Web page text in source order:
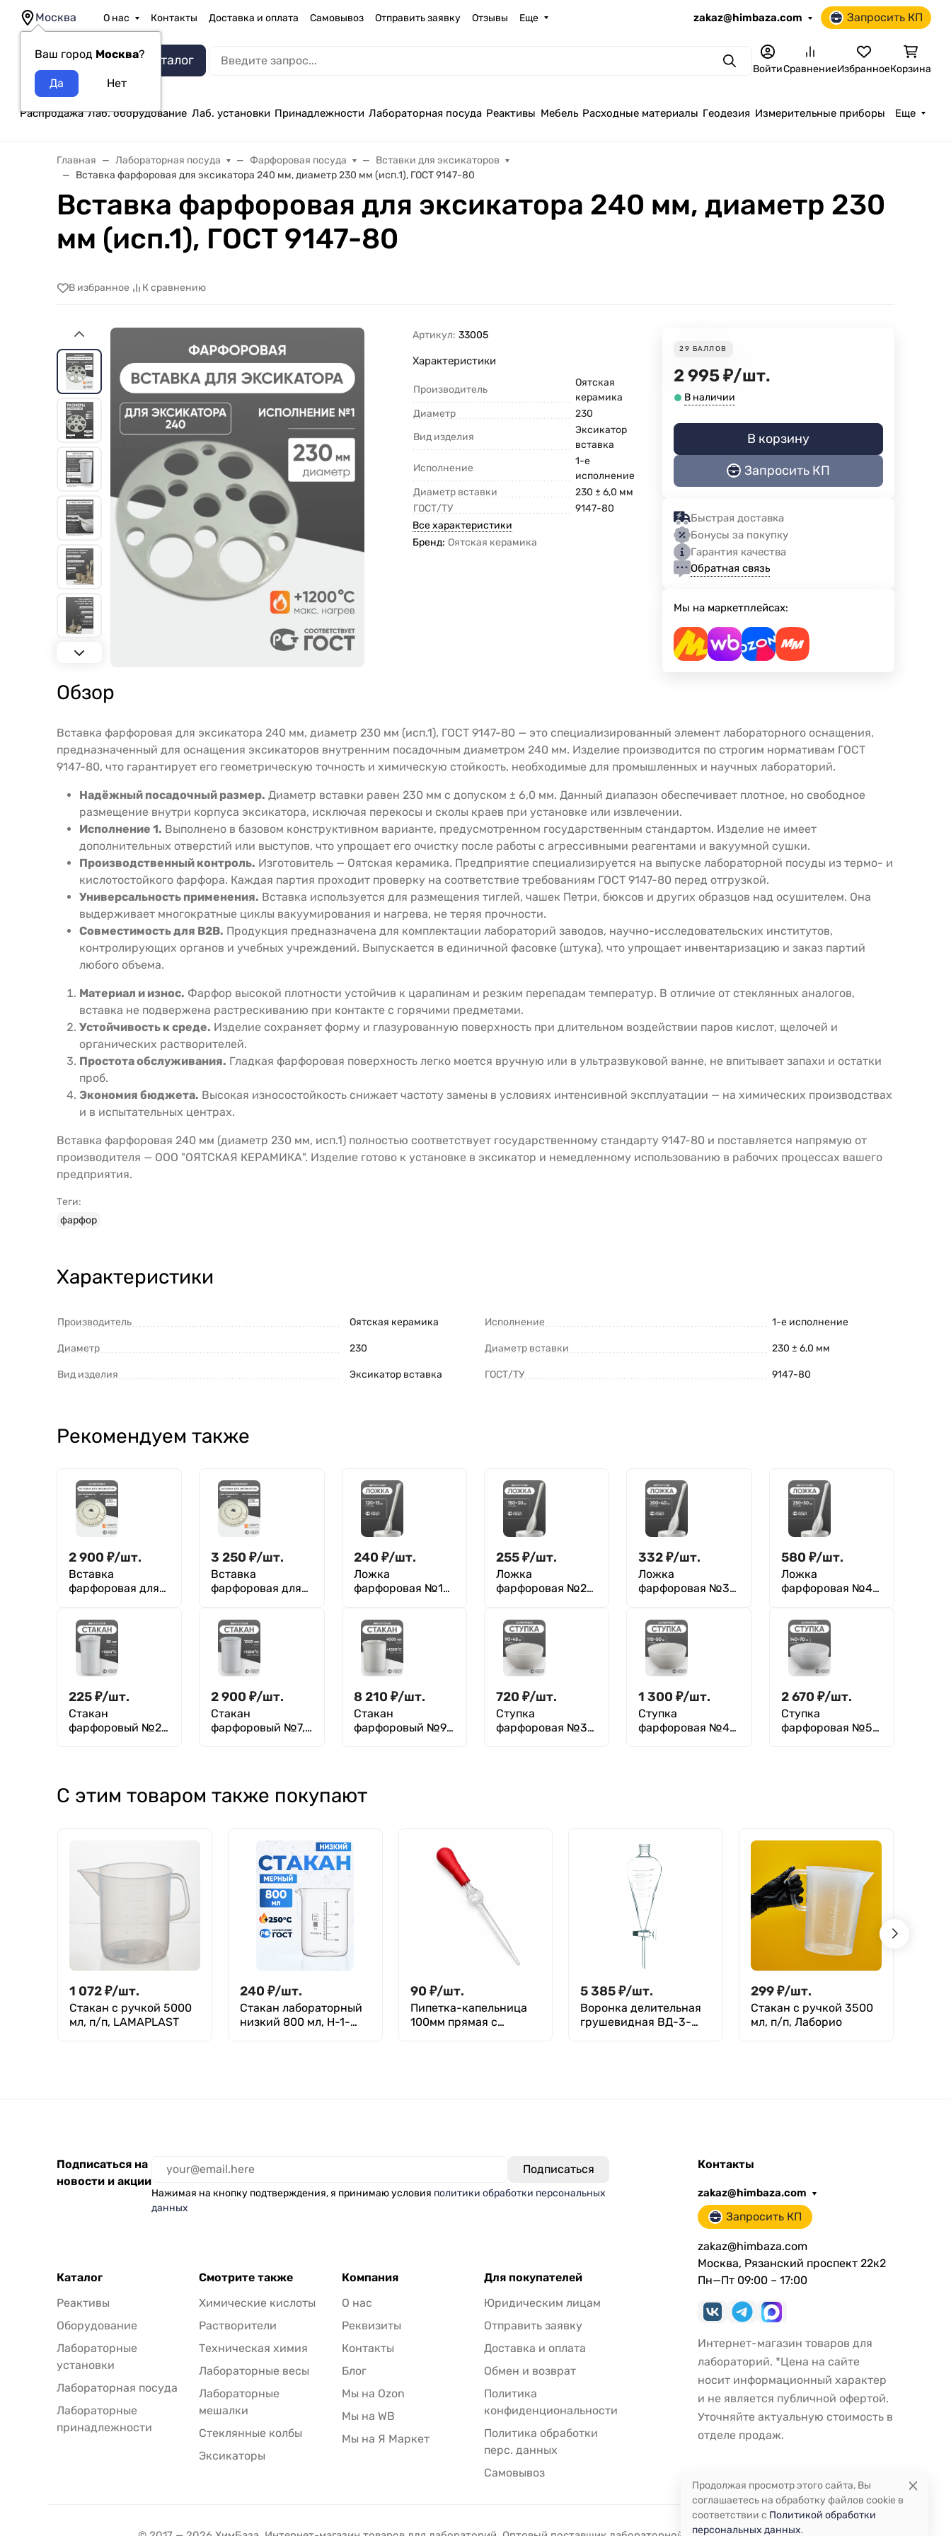
Москва
Ваш город Москва?
О нас Контакты Доставка и оплата Самовывоз Отправить заявку Отзывы Еще zakaz@himbaza.com Запросить КП
Каталог ПоискВойтиСравнениеИзбранноеКорзина
Распродажа Лаб. оборудование Лаб. установки Принадлежности Лабораторная посуда Реактивы Мебель Расходные материалы Геодезия Измерительные приборы Еще
Главная Лабораторная посуда Фарфоровая посуда
Вставки для эксикаторов
Вставка фарфоровая для эксикатора 240 мм, диаметр 230 мм (исп.1), ГОСТ 9147-80
Вставка фарфоровая для эксикатора 240 мм, диаметр 230
мм (исп.1), ГОСТ 9147-80
В избранное К сравнению
Артикул: 33005
Характеристики
Производитель
Оятская
керамика
Диаметр
230
Вид изделия
Эксикатор
вставка
Исполнение
1-е
исполнение
Диаметр вставки
230 ± 6,0 мм
ГОСТ/ТУ
9147-80
Все характеристики
Бренд: Оятская керамика
29 БАЛЛОВ
2 995₽/шт.
В наличии
В корзину
Запросить КП
Быстрая доставка
Бонусы за покупку
Гарантия качества
Обратная связь
Мы на маркетплейсах:
Обзор
Вставка фарфоровая для эксикатора 240 мм, диаметр 230 мм (исп.1), ГОСТ 9147-80 — это специализированный элемент лабораторного оснащения,
предназначенный для оснащения эксикаторов внутренним посадочным диаметром 240 мм. Изделие производится по строгим нормативам ГОСТ
9147-80, что гарантирует его геометрическую точность и химическую стойкость, необходимые для промышленных и научных лабораторий.
Надёжный посадочный размер. Диаметр вставки равен 230 мм с допуском ± 6,0 мм. Данный диапазон обеспечивает плотное, но свободное
размещение внутри корпуса эксикатора, исключая перекосы и сколы краев при установке или извлечении.
Исполнение 1. Выполнено в базовом конструктивном варианте, предусмотренном государственным стандартом. Изделие не имеет
дополнительных отверстий или выступов, что упрощает его очистку после работы с агрессивными реагентами и вакуумной сушки.
Производственный контроль. Изготовитель — Оятская керамика. Предприятие специализируется на выпуске лабораторной посуды из термо- и
кислотостойкого фарфора. Каждая партия проходит проверку на соответствие требованиям ГОСТ 9147-80 перед отгрузкой.
Универсальность применения. Вставка используется для размещения тиглей, чашек Петри, бюксов и других образцов над осушителем. Она
выдерживает многократные циклы вакуумирования и нагрева, не теряя прочности.
Совместимость для B2B. Продукция предназначена для комплектации лабораторий заводов, научно-исследовательских институтов,
контролирующих органов и учебных учреждений. Выпускается в единичной фасовке (штука), что упрощает инвентаризацию и заказ партий
любого объема.
Материал и износ. Фарфор высокой плотности устойчив к царапинам и резким перепадам температур. В отличие от стеклянных аналогов,
вставка не подвержена растрескиванию при контакте с горячими предметами.
Устойчивость к среде. Изделие сохраняет форму и глазурованную поверхность при длительном воздействии паров кислот, щелочей и
органических растворителей.
Простота обслуживания. Гладкая фарфоровая поверхность легко моется вручную или в ультразвуковой ванне, не впитывает запахи и остатки
проб.
Экономия бюджета. Высокая износостойкость снижает частоту замены в условиях интенсивной эксплуатации — на химических производствах
и в испытательных центрах.
Вставка фарфоровая 240 мм (диаметр 230 мм, исп.1) полностью соответствует государственному стандарту 9147-80 и поставляется напрямую от
производителя — ООО "ОЯТСКАЯ КЕРАМИКА". Изделие готово к установке в эксикатор и немедленному использованию в рабочих процессах вашего
предприятия.
Теги:
фарфор
Характеристики
Производитель Оятская керамика
Диаметр 230
Вид изделия Эксикатор вставка
Исполнение 1-е исполнение
Диаметр вставки 230 ± 6,0 мм
ГОСТ/ТУ 9147-80
Рекомендуем также
2 900 ₽/шт.
Вставка
фарфоровая для
мм (исп.2), ГОСТ
9147-80
3 250 ₽/шт.
Вставка
фарфоровая для
мм (исп.2), ГОСТ
9147-80
240 ₽/шт.
Ложка
фарфоровая №1
255₽/шт.
Ложка
фарфоровая №2
332₽/шт.
Ложка
фарфоровая №3
580 ₽/шт.
Ложка
фарфоровая №4
225₽/шт.
Стакан
фарфоровый №2,
2 900 ₽/шт.
Стакан
фарфоровый №7,
8 210 ₽/шт.
Стакан
фарфоровый №9,
720 ₽/шт.
Ступка
фарфоровая №3
1 300 ₽/шт.
Ступка
фарфоровая №4
2 670 ₽/шт.
Ступка
фарфоровая №5
С этим товаром также покупают
1 072₽/шт.
Стакан с ручкой 5000
мл, п/п, LAMAPLAST
240 ₽/шт.
Стакан лабораторный
низкий 800 мл, Н-1-
90 ₽/шт.
Пипетка-капельница
100мм прямая с
5 385₽/шт.
Воронка делительная
грушевидная ВД-3-
299₽/шт.
Стакан с ручкой 3500
мл, п/п, Лаборио
Подписаться на
новости и акции
Нажимая на кнопку подтверждения, я принимаю условия политики обработки персональных
данных
Каталог
Реактивы
Оборудование
Лабораторные
установки
Лабораторная посуда
Лабораторные
принадлежности
Смотрите также
Химические кислоты
Растворители
Техническая химия
Лабораторные весы
Лабораторные
мешалки
Стеклянные колбы
Эксикаторы
Компания
О нас
Реквизиты
Контакты
Блог
Мы на Ozon
Мы на WB
Мы на Я Маркет
Для покупателей
Юридическим лицам
Отправить заявку
Доставка и оплата
Обмен и возврат
Политика
конфиденциональности
Политика обработки
перс. данных
Самовывоз
Контакты
zakaz@himbaza.com
Запросить КП
zakaz@himbaza.com
Москва, Рязанский проспект 22к2
Пн—Пт 09:00 – 17:00
Интернет-магазин товаров для
лабораторий. *Цена на сайте
носит информационный характер
и не является публичной офертой.
Уточняйте актуальную стоимость в
отделе продаж.
Продолжая просмотр этого сайта, Вы
соглашаетесь на обработку файлов cookie в
соответствии с Политикой обработки
персональных данных.